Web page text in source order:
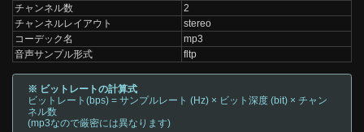
チャンネル数
2
チャンネルレイアウト
stereo
コーデック名
mp3
音声サンプル形式
fltp
※ ビットレートの計算式
ビットレート(bps) = サンプルレート (Hz) × ビット深度 (bit) × チャン
ネル数
(mp3なので厳密には異なります)